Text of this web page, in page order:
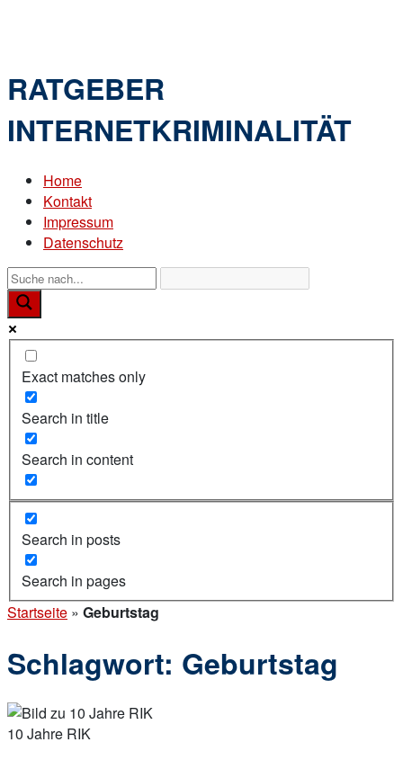
RATGEBER
INTERNETKRIMINALITÄT
Home
Kontakt
Impressum
Datenschutz
Exact matches only
Search in title
Search in content
Search in posts
Search in pages
Startseite » Geburtstag
Schlagwort: Geburtstag
Open
post
10 Jahre RIK